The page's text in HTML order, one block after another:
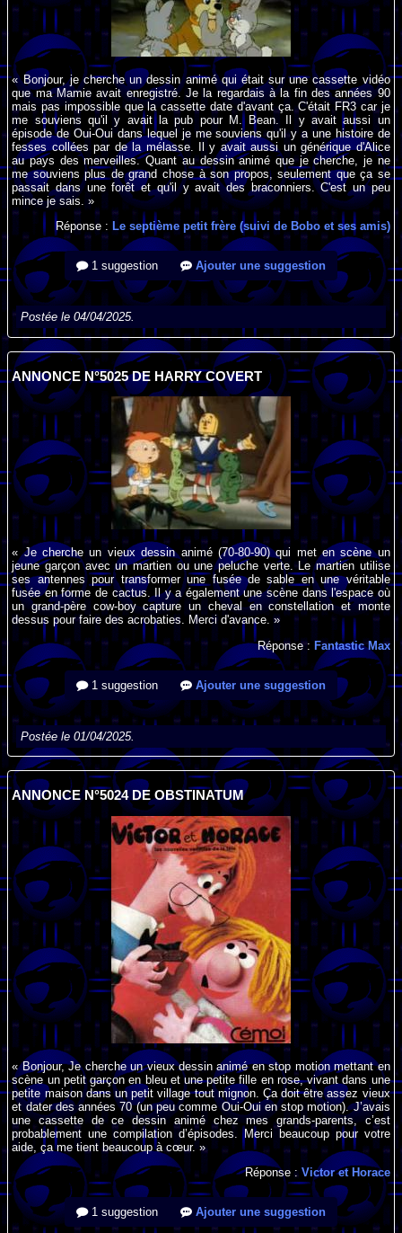
« Bonjour, je cherche un dessin animé qui était sur une cassette vidéo
que ma Mamie avait enregistré. Je la regardais à la fin des années 90
mais pas impossible que la cassette date d'avant ça. C'était FR3 car je
me souviens qu'il y avait la pub pour M. Bean. Il y avait aussi un
épisode de Oui-Oui dans lequel je me souviens qu'il y a une histoire de
fesses collées par de la mélasse. Il y avait aussi un générique d'Alice
au pays des merveilles. Quant au dessin animé que je cherche, je ne
me souviens plus de grand chose à son propos, seulement que ça se
passait dans une forêt et qu'il y avait des braconniers. C'est un peu
mince je sais. »
Réponse : Le septième petit frère (suivi de Bobo et ses amis)
1 suggestion Ajouter une suggestion
Postée le 04/04/2025.
ANNONCE N°5025 DE HARRY COVERT
« Je cherche un vieux dessin animé (70-80-90) qui met en scène un
jeune garçon avec un martien ou une peluche verte. Le martien utilise
ses antennes pour transformer une fusée de sable en une véritable
fusée en forme de cactus. Il y a également une scène dans l'espace où
un grand-père cow-boy capture un cheval en constellation et monte
dessus pour faire des acrobaties. Merci d'avance. »
Réponse : Fantastic Max
1 suggestion Ajouter une suggestion
Postée le 01/04/2025.
ANNONCE N°5024 DE OBSTINATUM
« Bonjour, Je cherche un vieux dessin animé en stop motion mettant en
scène un petit garçon en bleu et une petite fille en rose, vivant dans une
petite maison dans un petit village tout mignon. Ça doit être assez vieux
et dater des années 70 (un peu comme Oui-Oui en stop motion). J’avais
une cassette de ce dessin animé chez mes grands-parents, c’est
probablement une compilation d’épisodes. Merci beaucoup pour votre
aide, ça me tient beaucoup à cœur. »
Réponse : Victor et Horace
1 suggestion Ajouter une suggestion